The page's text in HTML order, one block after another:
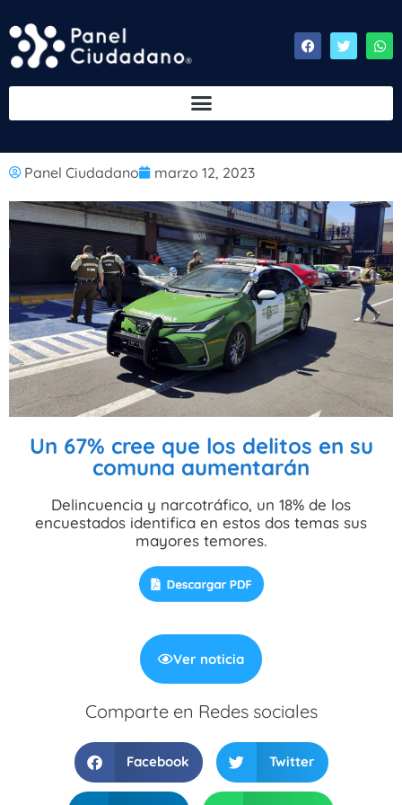
Panel Ciudadano marzo 12, 2023
Un 67% cree que los delitos en su
comuna aumentarán
Delincuencia y narcotráfico, un 18% de los
encuestados identifica en estos dos temas sus
mayores temores.
Ver noticia
Comparte en Redes sociales
Facebook Twitter